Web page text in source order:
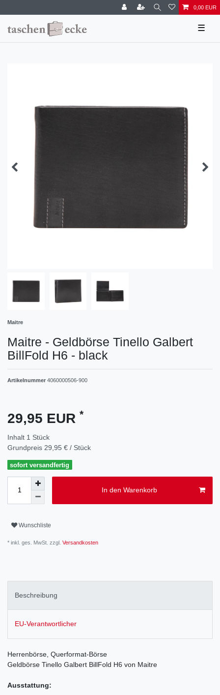
0,00 EUR
☰
Maitre
Maitre - Geldbörse Tinello Galbert
BillFold H6 - black
Artikelnummer 4060000506-900
29,95 EUR *
Inhalt 1 Stück
Grundpreis 29,95 € / Stück
sofort versandfertig
In den Warenkorb
Wunschliste
* inkl. ges. MwSt. zzgl. Versandkosten
Beschreibung
EU-Verantwortlicher
Herrenbörse, Querformat-Börse
Geldbörse Tinello Galbert BillFold H6 von Maitre
Ausstattung: